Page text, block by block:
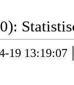
19 13:19:07